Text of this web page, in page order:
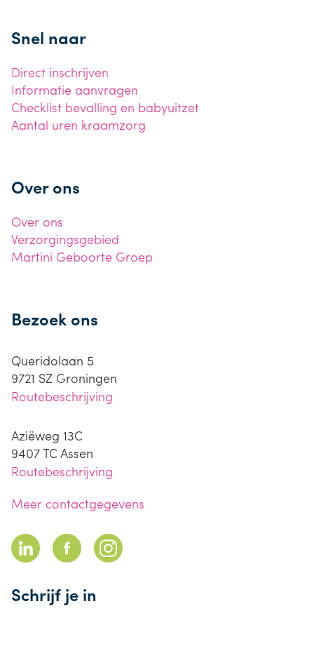
Snel naar
Direct inschrijven
Informatie aanvragen
Checklist bevalling en babyuitzet
Aantal uren kraamzorg
Over ons
Over ons
Verzorgingsgebied
Martini Geboorte Groep
Bezoek ons
Queridolaan 5
9721 SZ Groningen
Routebeschrijving
Aziëweg 13C
9407 TC Assen
Routebeschrijving
Meer contactgegevens
Schrijf je in